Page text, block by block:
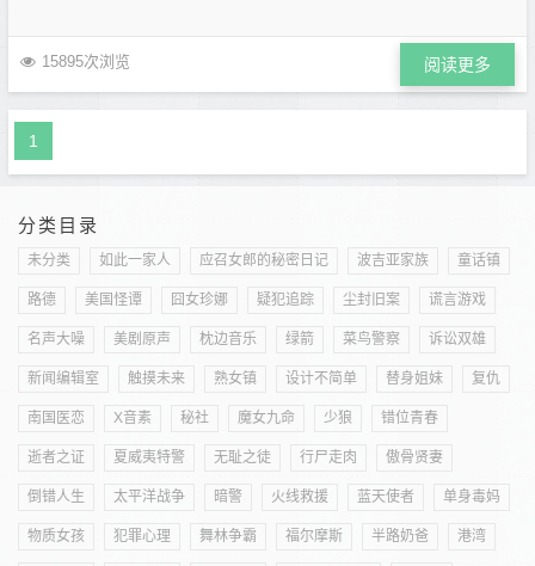
15895次浏览 阅读更多
1
分类目录
未分类 如此一家人 应召女郎的秘密日记 波吉亚家族 童话镇
路德 美国怪谭 囧女珍娜 疑犯追踪 尘封旧案 谎言游戏
名声大噪 美剧原声 枕边音乐 绿箭 菜鸟警察 诉讼双雄
新闻编辑室 触摸未来 熟女镇 设计不简单 替身姐妹 复仇
南国医恋 X音素 秘社 魔女九命 少狼 错位青春
逝者之证 夏威夷特警 无耻之徒 行尸走肉 傲骨贤妻
倒错人生 太平洋战争 暗警 火线救援 蓝天使者 单身毒妈
物质女孩 犯罪心理 舞林争霸 福尔摩斯 半路奶爸 港湾